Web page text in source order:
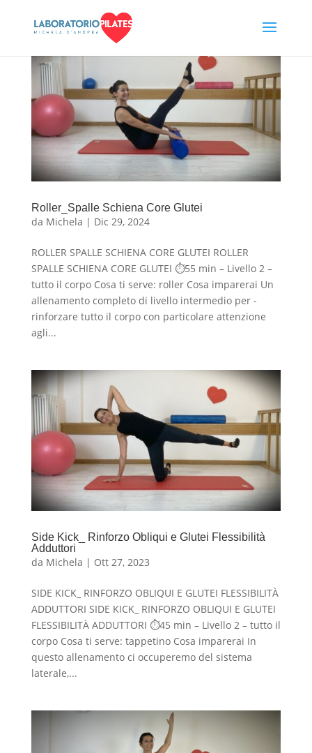
Roller_Spalle Schiena Core Glutei
da Michela | Dic 29, 2024
ROLLER SPALLE SCHIENA CORE GLUTEI ROLLER
SPALLE SCHIENA CORE GLUTEI ⏱55 min – Livello 2 –
tutto il corpo Cosa ti serve: roller Cosa imparerai Un
allenamento completo di livello intermedio per -
rinforzare tutto il corpo con particolare attenzione
agli...
Side Kick_ Rinforzo Obliqui e Glutei Flessibilità
Adduttori
da Michela | Ott 27, 2023
SIDE KICK_ RINFORZO OBLIQUI E GLUTEI FLESSIBILITÀ
ADDUTTORI SIDE KICK_ RINFORZO OBLIQUI E GLUTEI
FLESSIBILITÀ ADDUTTORI ⏱45 min – Livello 2 – tutto il
corpo Cosa ti serve: tappetino Cosa imparerai In
questo allenamento ci occuperemo del sistema
laterale,...